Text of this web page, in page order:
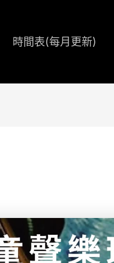
時間表(每月更新)